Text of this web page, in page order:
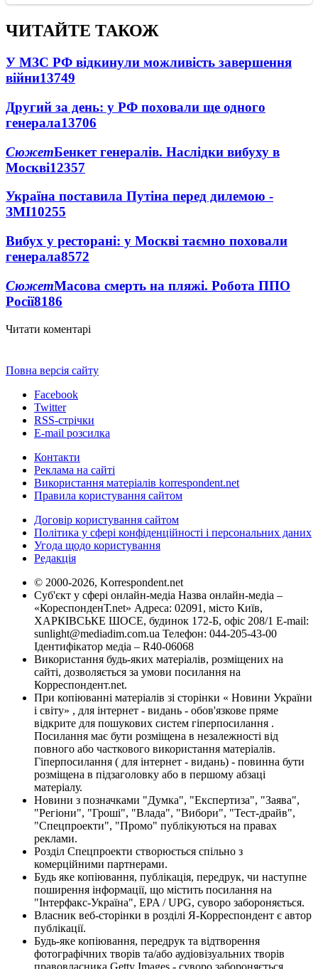
ЧИТАЙТЕ ТАКОЖ
У МЗС РФ відкинули можливість завершення
війни13749
Другий за день: у РФ поховали ще одного
генерала13706
СюжетБенкет генералів. Наслідки вибуху в
Москві12357
Україна поставила Путіна перед дилемою -
ЗМІ10255
Вибух у ресторані: у Москві таємно поховали
генерала8572
СюжетМасова смерть на пляжі. Робота ППО
Росії8186
Читати коментарі
Повна версія сайту
Facebook
Twitter
RSS-стрічки
E-mail розсилка
Контакти
Реклама на сайті
Використання матеріалів korrespondent.net
Правила користування сайтом
Договір користування сайтом
Політика у сфері конфіденційності і персональних даних
Угода щодо користування
Редакція
© 2000-2026, Korrespondent.net
Суб'єкт у сфері онлайн-медіа Назва онлайн-медіа –
«КореспонденТ.net» Адреса: 02091, місто Київ,
ХАРКІВСЬКЕ ШОСЕ, будинок 172-Б, офіс 208/1 E-mail:
sunlight@mediadim.com.ua Телефон: 044-205-43-00
Ідентифікатор медіа – R40-06068
Використання будь-яких матеріалів, розміщених на
сайті, дозволяється за умови посилання на
Корреспондент.net.
При копіюванні матеріалів зі сторінки « Новини України
і світу» , для інтернет - видань - обов'язкове пряме
відкрите для пошукових систем гіперпосилання .
Посилання має бути розміщена в незалежності від
повного або часткового використання матеріалів.
Гіперпосилання ( для інтернет - видань) - повинна бути
розміщена в підзаголовку або в першому абзаці
матеріалу.
Новини з позначками "Думка", "Експертиза", "Заява",
"Регіони", "Гроші", "Влада", "Вибори", "Тест-драйв",
"Спецпроекти", "Промо" публікуються на правах
реклами.
Розділ Спецпроекти створюється спільно з
комерційними партнерами.
Будь яке копіювання, публікація, передрук, чи наступне
поширення інформації, що містить посилання на
"Інтерфакс-Україна", EPA / UPG, суворо забороняється.
Власник веб-сторінки в розділі Я-Корреспондент є автор
публікації.
Будь-яке копіювання, передрук та відтворення
фотографічних творів та/або аудіовізуальних творів
правовласника Getty Images - суворо забороняється.